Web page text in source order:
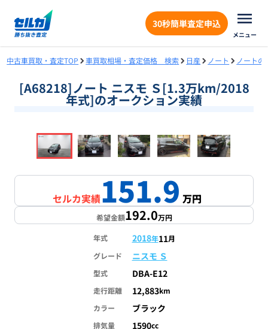
30秒簡単査定申込
メニュー
中古車買取・査定TOP 車買取相場・査定価格 検索 日産 ノート ノート
[A68218]ノート ニスモ Ｓ[1.3万km/2018
年式]のオークション実績
1/18
セルカ実績151.9万円
希望金額192.0万円
年式 2018年11月
グレード
ニスモ Ｓ
型式 DBA-E12
走行距離 12,883km
カラー
ブラック
排気量 1590cc